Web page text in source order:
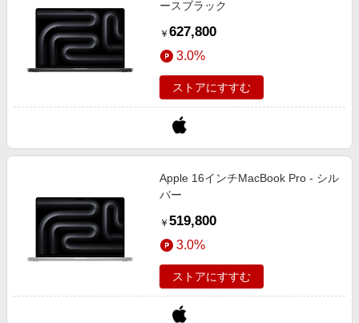
ースブラック
￥ 627,800
3.0%
ストアにすすむ
Apple 16インチMacBook Pro - シル
バー
￥ 519,800
3.0%
ストアにすすむ